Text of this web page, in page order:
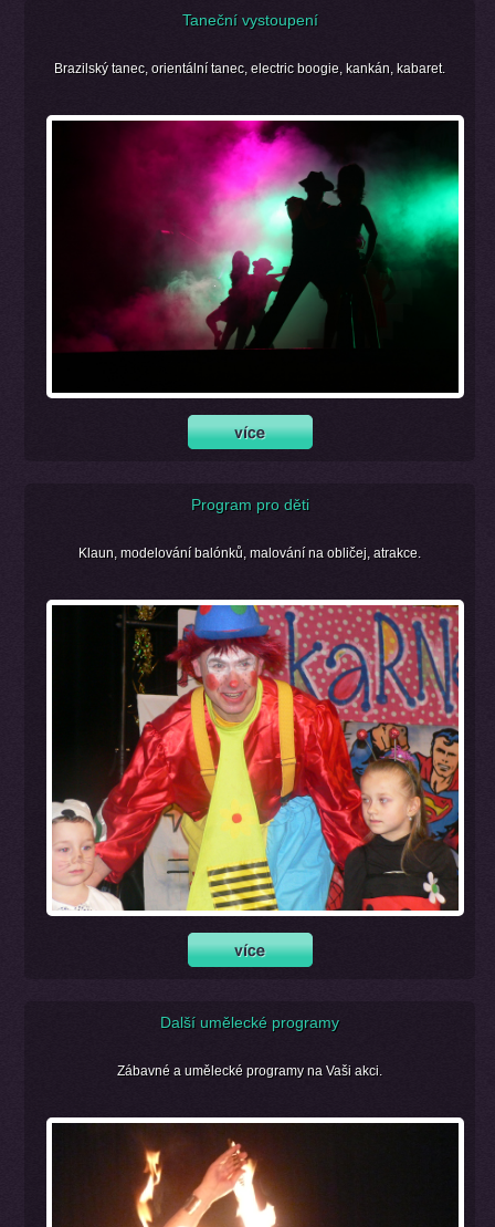
Taneční vystoupení
Brazilský tanec, orientální tanec, electric boogie, kankán, kabaret.
Program pro děti
Klaun, modelování balónků, malování na obličej, atrakce.
Další umělecké programy
Zábavné a umělecké programy na Vaši akci.